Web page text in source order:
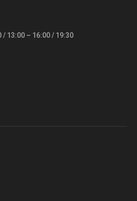
13:00 – 16:00 / 19:30